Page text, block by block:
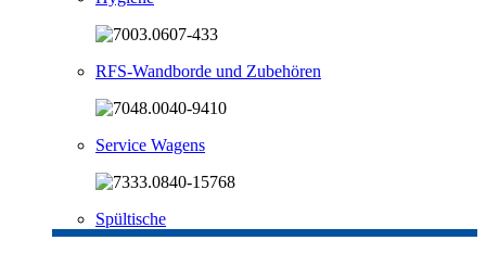
RFS-Wandborde und Zubehören
Service Wagens
Spültische